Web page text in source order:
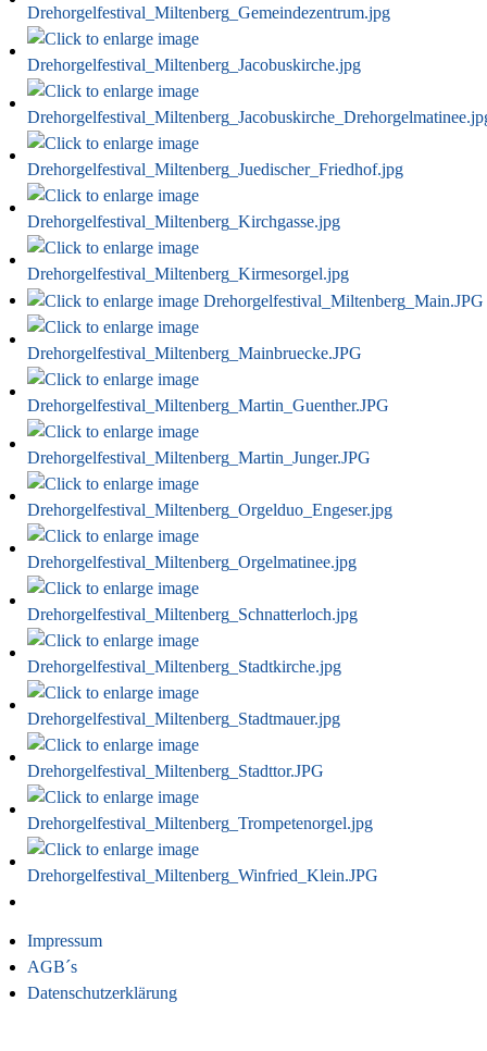
Impressum
AGB´s
Datenschutzerklärung